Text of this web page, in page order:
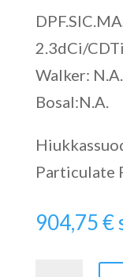
2.3dCi/
Walker: N.A.
Bosal:N.A.
Particulate
904,75€